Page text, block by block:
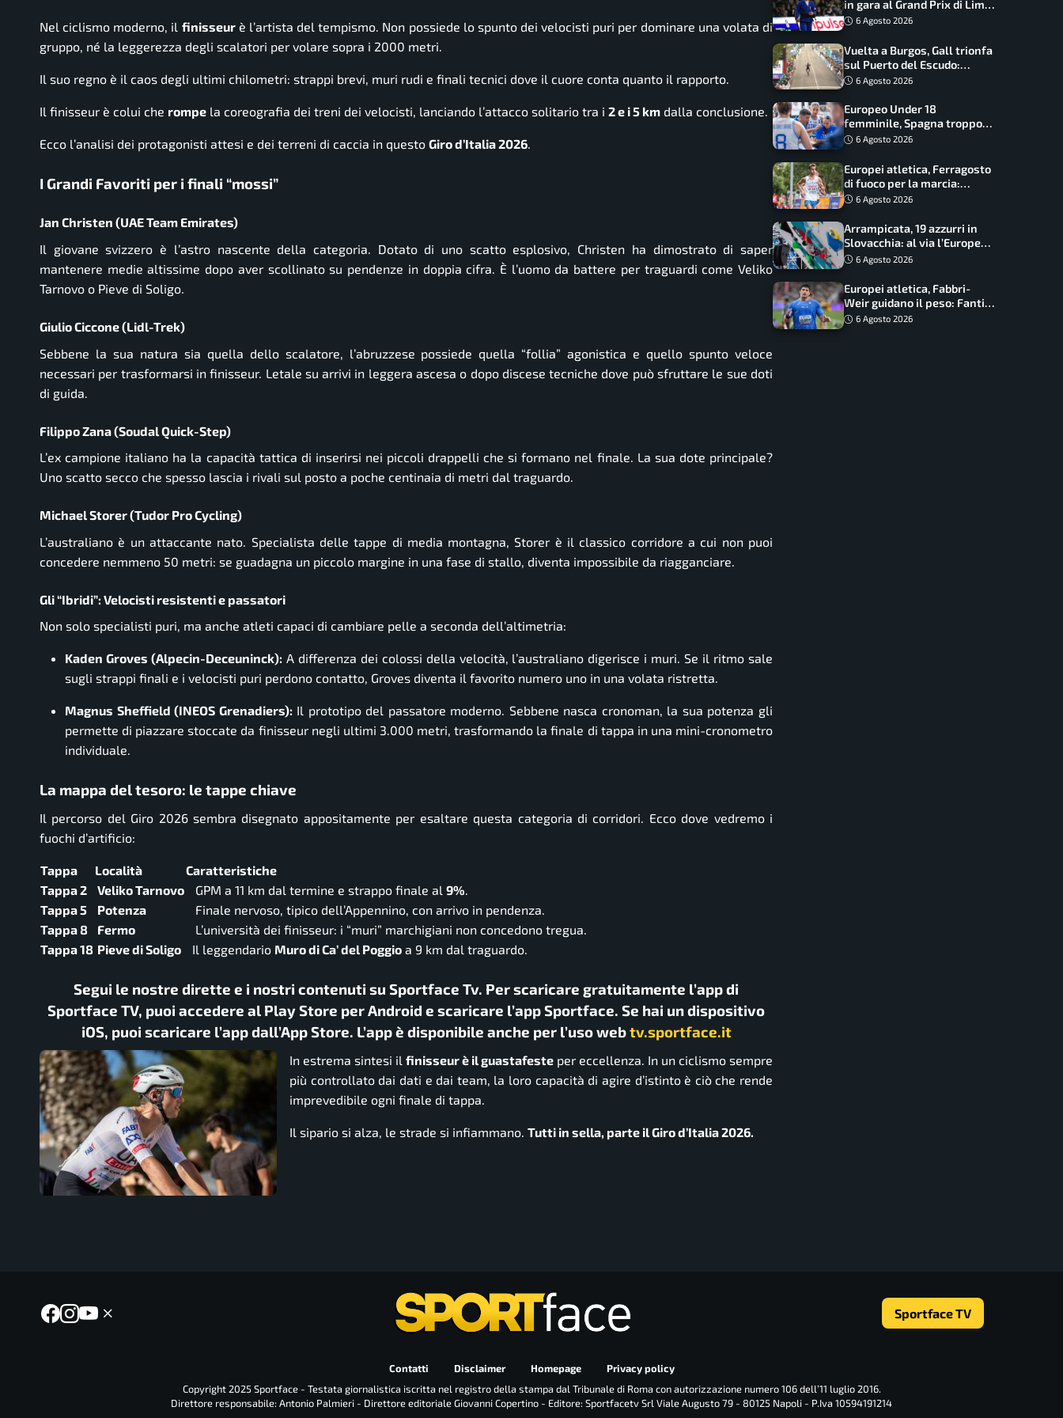
Nel ciclismo moderno, il finisseurè l’artista del tempismo. Non possiede lo spunto dei velocisti puri per dominare una volata di
gruppo, né la leggerezza degli scalatori per volare sopra i 2000 metri.
Il suo regno è il caos degli ultimi chilometri: strappi brevi, muri rudi e finali tecnici dove il cuore conta quanto il rapporto.
Il finisseur è colui che rompe la coreografia dei treni dei velocisti, lanciando l’attacco solitario tra i 2 e i 5 km dalla conclusione.
Ecco l’analisi dei protagonisti attesi e dei terreni di caccia in questo Giro d’Italia 2026.
I Grandi Favoriti per i finali “mossi”
Jan Christen (UAE Team Emirates)
Il giovane svizzero è l’astro nascente della categoria. Dotato di uno scatto esplosivo, Christen ha dimostrato di saper
mantenere medie altissime dopo aver scollinato su pendenze in doppia cifra. È l’uomo da battere per traguardi come Veliko
Tarnovo o Pieve di Soligo.
Giulio Ciccone (Lidl-Trek)
Sebbene la sua natura sia quella dello scalatore, l’abruzzese possiede quella “follia” agonistica e quello spunto veloce
necessari per trasformarsi in finisseur. Letale su arrivi in leggera ascesa o dopo discese tecniche dove può sfruttare le sue doti
di guida.
Filippo Zana (Soudal Quick-Step)
L’ex campione italiano ha la capacità tattica di inserirsi nei piccoli drappelli che si formano nel finale. La sua dote principale?
Uno scatto secco che spesso lascia i rivali sul posto a poche centinaia di metri dal traguardo.
Michael Storer (Tudor Pro Cycling)
L’australiano è un attaccante nato. Specialista delle tappe di media montagna, Storer è il classico corridore a cui non puoi
concedere nemmeno 50 metri: se guadagna un piccolo margine in una fase di stallo, diventa impossibile da riagganciare.
Gli “Ibridi”: Velocisti resistenti e passatori
Non solo specialisti puri, ma anche atleti capaci di cambiare pelle a seconda dell’altimetria:
Kaden Groves (Alpecin-Deceuninck): A differenza dei colossi della velocità, l’australiano digerisce i muri. Se il ritmo sale
sugli strappi finali e i velocisti puri perdono contatto, Groves diventa il favorito numero uno in una volata ristretta.
Magnus Sheffield (INEOS Grenadiers): Il prototipo del passatore moderno. Sebbene nasca cronoman, la sua potenza gli
permette di piazzare stoccate da finisseur negli ultimi 3.000 metri, trasformando la finale di tappa in una mini-cronometro
individuale.
La mappa del tesoro: le tappe chiave
Il percorso del Giro 2026 sembra disegnato appositamente per esaltare questa categoria di corridori. Ecco dove vedremo i
fuochi d’artificio:
Tappa Località
Caratteristiche
Tappa 2
Veliko Tarnovo GPM a 11 km dal termine e strappo finale al 9%.
Tappa 5
Potenza
Finale nervoso, tipico dell’Appennino, con arrivo in pendenza.
Tappa 8
Fermo
L’università dei finisseur: i “muri” marchigiani non concedono tregua.
Tappa 18 Pieve di Soligo Il leggendario Muro di Ca’ del Poggio a 9 km dal traguardo.
Segui le nostre dirette e i nostri contenuti su Sportface Tv. Per scaricare gratuitamente l’app di
Sportface TV, puoi accedere al Play Store per Android e scaricare l’app Sportface. Se hai un dispositivo
iOS, puoi scaricare l’app dall’App Store. L’app è disponibile anche per l’uso webtv.sportface.it
In estrema sintesi il finisseur è il guastafeste per eccellenza. In un ciclismo sempre
più controllato dai dati e dai team, la loro capacità di agire d’istinto è ciò che rende
imprevedibile ogni finale di tappa.
Il sipario si alza, le strade si infiammano. Tutti in sella, parte il Giro d’Italia 2026.
in gara al Grand Prix di Lima:
17 azzurri convocati
6 Agosto 2026
Vuelta a Burgos, Gall trionfa
sul Puerto del Escudo:
Ciccone secondo e nuova
6 Agosto 2026
Europeo Under 18
femminile, Spagna troppo
forte: Italia battuta 95-41,
6 Agosto 2026
Europei atletica, Ferragosto
di fuoco per la marcia:
Palmisano, Stano e
6 Agosto 2026
Arrampicata, 19 azzurri in
Slovacchia: al via l’Europe
Series Lead, tappa decisiva
6 Agosto 2026
Europei atletica, Fabbri-
Weir guidano il peso: Fantini
difende il titolo nel martello
6 Agosto 2026
Sportface TV
Contatti Disclaimer Homepage
Privacy policy
Copyright 2025 Sportface - Testata giornalistica iscritta nel registro della stampa dal Tribunale di Roma con autorizzazione numero 106 dell’11 luglio 2016.
Direttore responsabile: Antonio Palmieri - Direttore editoriale Giovanni Copertino - Editore: Sportfacetv Srl Viale Augusto 79 - 80125 Napoli - P.Iva 10594191214